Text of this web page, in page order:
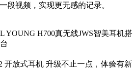
段视频，实现更无感的记录。
YOUNG H700真无线JWS智美耳机搭
开放式耳机 升级不止一点，体验有新